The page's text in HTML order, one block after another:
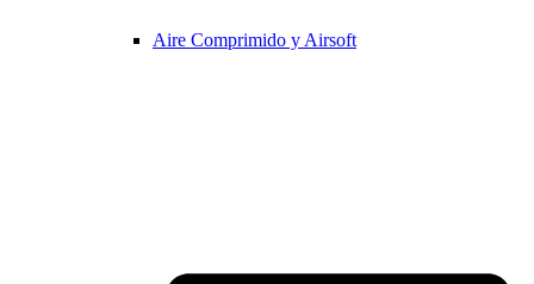
Aire Comprimido y Airsoft